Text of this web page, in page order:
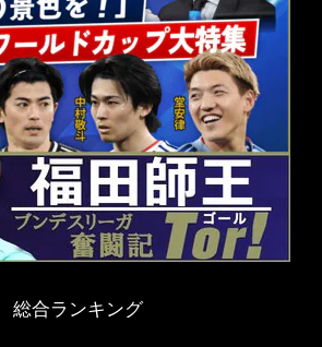
総合ランキング